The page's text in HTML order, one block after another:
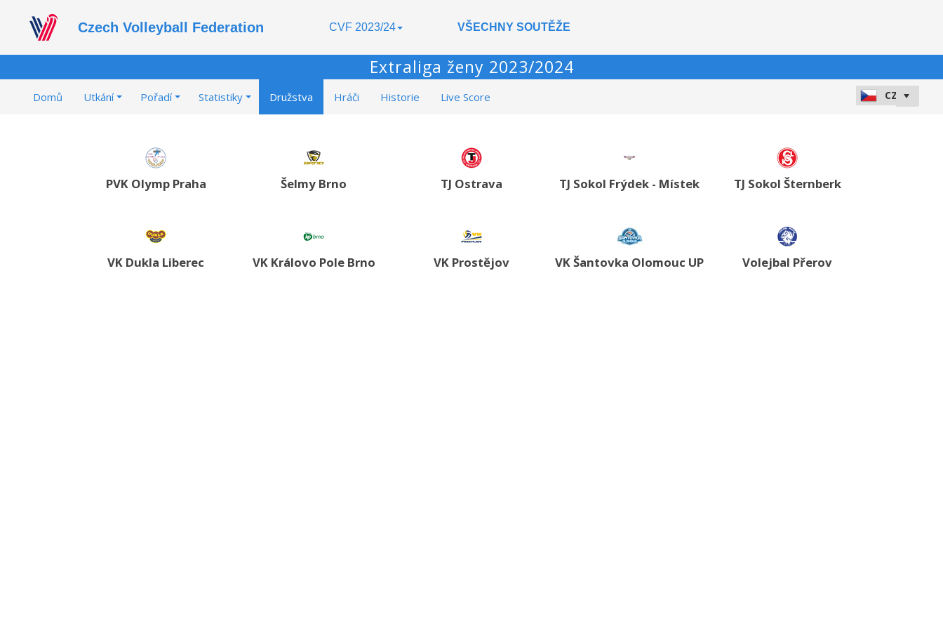
Czech Volleyball Federation CVF 2023/24 VŠECHNY SOUTĚŽE
Extraliga ženy 2023/2024
Domů Utkání Pořadí Statistiky Družstva Hráči Historie Live Score
PVK Olymp Praha Šelmy Brno TJ Ostrava TJ Sokol Frýdek - Místek TJ Sokol Šternberk
VK Dukla Liberec VK Královo Pole Brno VK Prostějov VK Šantovka Olomouc UP Volejbal Přerov